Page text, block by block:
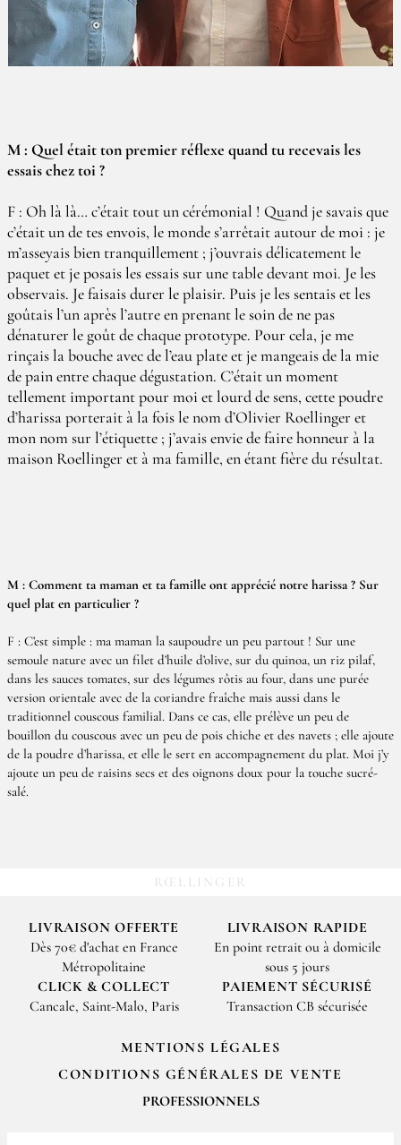
M : Quel était ton premier réflexe quand tu recevais les
essais chez toi ?
F : Oh là là… c’était tout un cérémonial ! Quand je savais que
c’était un de tes envois, le monde s’arrêtait autour de moi : je
m’asseyais bien tranquillement ; j’ouvrais délicatement le
paquet et je posais les essais sur une table devant moi. Je les
observais. Je faisais durer le plaisir. Puis je les sentais et les
goûtais l’un après l’autre en prenant le soin de ne pas
dénaturer le goût de chaque prototype. Pour cela, je me
rinçais la bouche avec de l’eau plate et je mangeais de la mie
de pain entre chaque dégustation. C’était un moment
tellement important pour moi et lourd de sens, cette poudre
d’harissa porterait à la fois le nom d’Olivier Roellinger et
mon nom sur l’étiquette ; j’avais envie de faire honneur à la
maison Roellinger et à ma famille, en étant fière du résultat.
M : Comment ta maman et ta famille ont apprécié notre harissa ? Sur
quel plat en particulier ?
F : C’est simple : ma maman la saupoudre un peu partout ! Sur une
semoule nature avec un filet d’huile d’olive, sur du quinoa, un riz pilaf,
dans les sauces tomates, sur des légumes rôtis au four, dans une purée
version orientale avec de la coriandre fraîche mais aussi dans le
traditionnel couscous familial. Dans ce cas, elle prélève un peu de
bouillon du couscous avec un peu de pois chiche et des navets ; elle ajoute
de la poudre d’harissa, et elle le sert en accompagnement du plat. Moi j’y
ajoute un peu de raisins secs et des oignons doux pour la touche sucré-
salé.
RŒLLINGER
LIVRAISON OFFERTE
Dès 70€ d'achat en France
Métropolitaine
LIVRAISON RAPIDE
En point retrait ou à domicile
sous 5 jours
CLICK & COLLECT
Cancale, Saint-Malo, Paris
PAIEMENT SÉCURISÉ
Transaction CB sécurisée
MENTIONS LÉGALES
CONDITIONS GÉNÉRALES DE VENTE
PROFESSIONNELS